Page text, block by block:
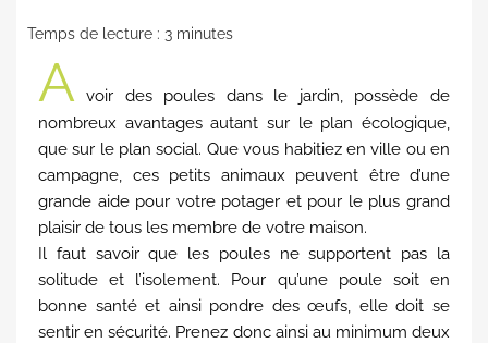
Temps de lecture : 3 minutes
A voir des poules dans le jardin, possède de
nombreux avantages autant sur le plan écologique,
que sur le plan social. Que vous habitiez en ville ou en
campagne, ces petits animaux peuvent être d’une
grande aide pour votre potager et pour le plus grand
plaisir de tous les membre de votre maison.
Il faut savoir que les poules ne supportent pas la
solitude et l’isolement. Pour qu’une poule soit en
bonne santé et ainsi pondre des œufs, elle doit se
sentir en sécurité. Prenez donc ainsi au minimum deux